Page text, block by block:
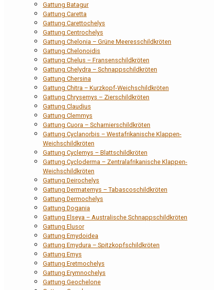
Gattung Batagur
Gattung Caretta
Gattung Carettochelys
Gattung Centrochelys
Gattung Chelonia – Grüne Meeresschildkröten
Gattung Chelonoidis
Gattung Chelus – Fransenschildkröten
Gattung Chelydra – Schnappschildkröten
Gattung Chersina
Gattung Chitra – Kurzkopf-Weichschildkröten
Gattung Chrysemys – Zierschildkröten
Gattung Claudius
Gattung Clemmys
Gattung Cuora – Scharnierschildkröten
Gattung Cyclanorbis – Westafrikanische Klappen-
Weichschildkröten
Gattung Cyclemys – Blattschildkröten
Gattung Cycloderma – Zentralafrikanische Klappen-
Weichschildkröten
Gattung Deirochelys
Gattung Dermatemys – Tabascoschildkröten
Gattung Dermochelys
Gattung Dogania
Gattung Elseya – Australische Schnappschildkröten
Gattung Elusor
Gattung Emydoidea
Gattung Emydura – Spitzkopfschildkröten
Gattung Emys
Gattung Eretmochelys
Gattung Erymnochelys
Gattung Geochelone